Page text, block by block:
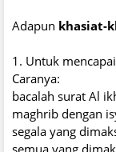
Adapun khasiat-
1. Untuk
Caranya:
bacalah surat Al
maghrib dengan
segala yang